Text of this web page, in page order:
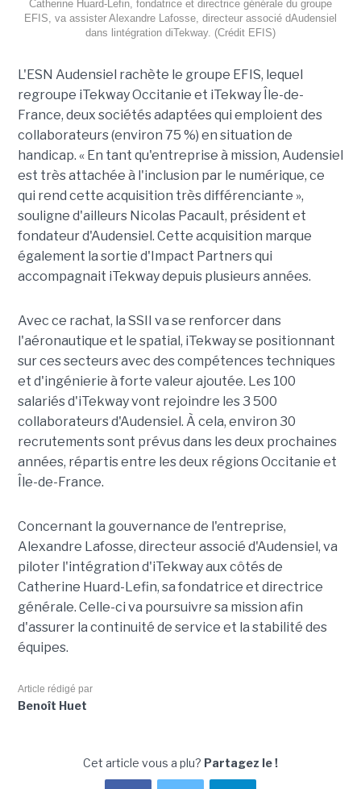
Catherine Huard-Lefin, fondatrice et directrice générale du groupe
EFIS, va assister Alexandre Lafosse, directeur associé dAudensiel
dans lintégration diTekway. (Crédit EFIS)
L'ESN Audensiel rachète le groupe EFIS, lequel
regroupe iTekway Occitanie et iTekway Île-de-
France, deux sociétés adaptées qui emploient des
collaborateurs (environ 75 %) en situation de
handicap. « En tant qu'entreprise à mission, Audensiel
est très attachée à l'inclusion par le numérique, ce
qui rend cette acquisition très différenciante »,
souligne d'ailleurs Nicolas Pacault, président et
fondateur d'Audensiel. Cette acquisition marque
également la sortie d'Impact Partners qui
accompagnait iTekway depuis plusieurs années.
Avec ce rachat, la SSII va se renforcer dans
l'aéronautique et le spatial, iTekway se positionnant
sur ces secteurs avec des compétences techniques
et d'ingénierie à forte valeur ajoutée. Les 100
salariés d'iTekway vont rejoindre les 3 500
collaborateurs d'Audensiel. À cela, environ 30
recrutements sont prévus dans les deux prochaines
années, répartis entre les deux régions Occitanie et
Île-de-France.
Concernant la gouvernance de l'entreprise,
Alexandre Lafosse, directeur associé d'Audensiel, va
piloter l'intégration d'iTekway aux côtés de
Catherine Huard-Lefin, sa fondatrice et directrice
générale. Celle-ci va poursuivre sa mission afin
d'assurer la continuité de service et la stabilité des
équipes.
Article rédigé par
Benoît Huet
Cet article vous a plu? Partagez le !